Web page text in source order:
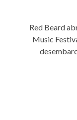
Red Beard
Music